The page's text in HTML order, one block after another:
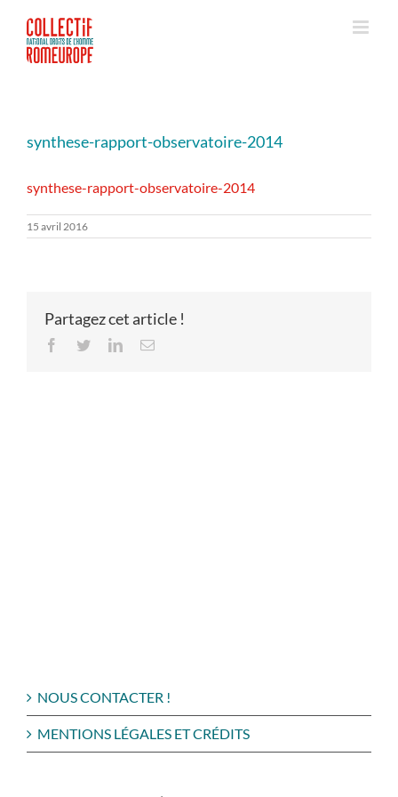
contenu
synthese-rapport-observatoire-2014
synthese-rapport-observatoire-2014
15 avril 2016
Partagez cet article !
Facebook
TwitterLinkedInEmail
NOUS CONTACTER !
MENTIONS LÉGALES ET CRÉDITS